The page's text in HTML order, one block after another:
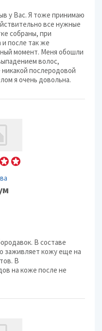
у Вас. Я тоже принимаю
все нужные
собраны, при
после так же
момент. Меня обошли
волос,
послеродовой
я очень довольна.
В составе
заживляет кожу еще на
В
на коже после не